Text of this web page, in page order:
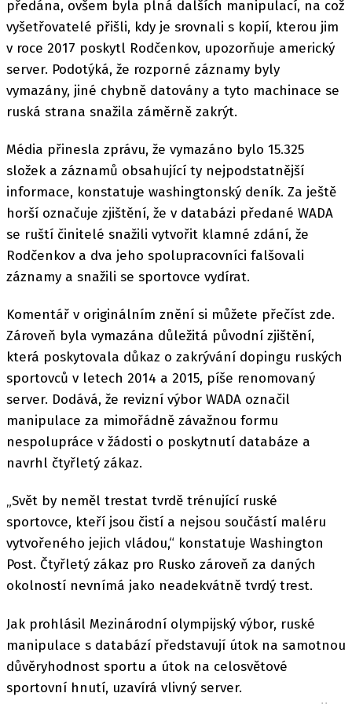
předána, ovšem byla plná dalších manipulací, na což
vyšetřovatelé přišli, kdy je srovnali s kopií, kterou jim
v roce 2017 poskytl Rodčenkov, upozorňuje americký
server. Podotýká, že rozporné záznamy byly
vymazány, jiné chybně datovány a tyto machinace se
ruská strana snažila záměrně zakrýt.
Média přinesla zprávu, že vymazáno bylo 15.325
složek a záznamů obsahující ty nejpodstatnější
informace, konstatuje washingtonský deník. Za ještě
horší označuje zjištění, že v databázi předané WADA
se ruští činitelé snažili vytvořit klamné zdání, že
Rodčenkov a dva jeho spolupracovníci falšovali
záznamy a snažili se sportovce vydírat.
Komentář v originálním znění si můžete přečíst zde.
Zároveň byla vymazána důležitá původní zjištění,
která poskytovala důkaz o zakrývání dopingu ruských
sportovců v letech 2014 a 2015, píše renomovaný
server. Dodává, že revizní výbor WADA označil
manipulace za mimořádně závažnou formu
nespolupráce v žádosti o poskytnutí databáze a
navrhl čtyřletý zákaz.
„Svět by neměl trestat tvrdě trénující ruské
sportovce, kteří jsou čistí a nejsou součástí maléru
vytvořeného jejich vládou,“ konstatuje Washington
Post. Čtyřletý zákaz pro Rusko zároveň za daných
okolností nevnímá jako neadekvátně tvrdý trest.
Jak prohlásil Mezinárodní olympijský výbor, ruské
manipulace s databází představují útok na samotnou
důvěryhodnost sportu a útok na celosvětové
sportovní hnutí, uzavírá vlivný server.